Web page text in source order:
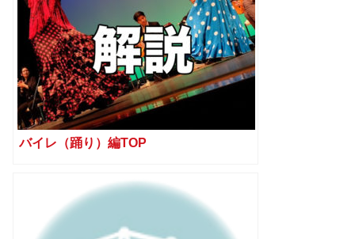
バイレ（踊り）編TOP